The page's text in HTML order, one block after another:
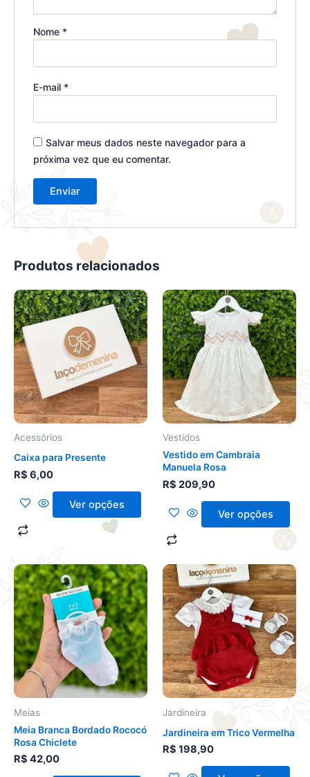
Nome *
E-mail *
Salvar meus dados neste navegador para a
próxima vez que eu comentar.
Produtos relacionados
Acessórios
Caixa para Presente
R$ 6,00
Ver opções
Este
produto
variantes.
As
opções
podem
ser
na
página
do
produto
Vestidos
Vestido em Cambraia
Manuela Rosa
R$ 209,90
Ver opções
Este
produto
tem
várias
variantes.
As
opções
podem
na
página
produto
Meias
Meia Branca Bordado Rococó
Rosa Chiclete
R$ 42,00
Este
produto
tem
várias
variantes.
As
opções
podem
na
página
Jardineira
Jardineira em Trico Vermelha
R$ 198,90
Este
produto
tem
várias
variantes.
As
opções
podem
escolhidas
na
página
do